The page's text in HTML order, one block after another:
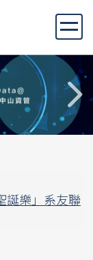
誕樂」系友聯